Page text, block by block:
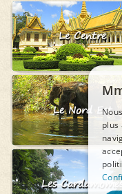
Le Centre
Le Nord Est
Les
plus